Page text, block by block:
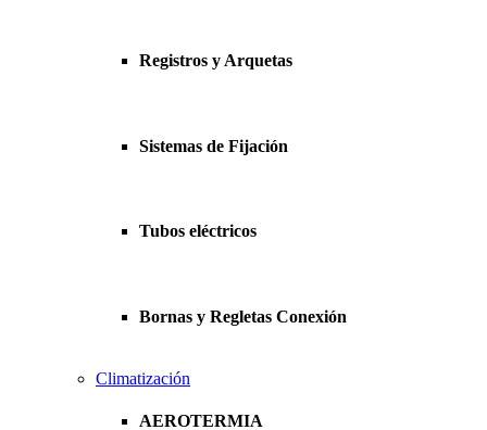
Registros y Arquetas
Sistemas de Fijación
Tubos eléctricos
Bornas y Regletas Conexión
Climatización
AEROTERMIA